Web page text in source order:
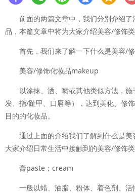
前面的两篇文章中，我们分别介绍了
品，本篇文章中将为大家介绍美容/修饰类
首先，我们来了解一下什么是美容/修
美容/修饰化妆品makeup
以涂抹、洒、喷或其他类似方法，
发、指/趾甲、口唇等），达到美化、修
目的的化妆品。
通过上面的介绍我们了解到什么是
大家介绍日常生活中接触到的美容/修饰
膏paste；cream
一般以蜡、油脂、粉体、着色剂、